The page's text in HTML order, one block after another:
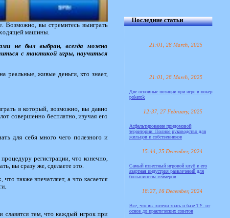
Возможно, вы стремитесь выиграть
машины.
не был выбран, всегда можно
с тактикой игры, научиться
реальные, живые деньги, кто знает,
в который, возможно, вы давно
совершенно бесплатно, изучая его
для себя много чего полезного и
регистрации, что конечно,
вы сразу же, сделаете это.
также впечатляет, а что касается
славятся тем, что каждый игрок при
Последние статьи
21:01, 28 March, 2025
21:01, 28 March, 2025
Две основные позиции при игре в покер
pokerok
12:37, 27 February, 2025
Асфальтирование придомовой
территории: Полное руководство для
жильцов и собственников
15:44, 25 December, 2024
Самый известный игровой клуб и его
азартная индустрия развлечений для
большинства геймеров
18:27, 16 December, 2024
Все, что вы хотели знать о базе ТУ: от
основ до практических советов